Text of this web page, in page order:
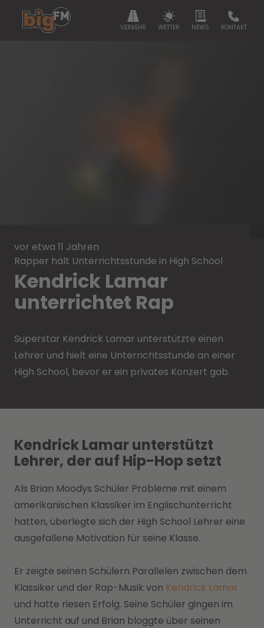
VERKEHR WETTER NEWS KONTAKT
vor etwa 11 Jahren
Rapper hält Unterrichtsstunde in High School
Kendrick Lamar
unterrichtet Rap
Superstar Kendrick Lamar unterstützte einen
Lehrer und hielt eine Unterrichtsstunde an einer
High School, bevor er ein privates Konzert gab.
Kendrick Lamar unterstützt
Lehrer, der auf Hip-Hop setzt
Als Brian Moodys Schüler Probleme mit einem
amerikanischen Klassiker im Englischunterricht
hatten, überlegte sich der High School Lehrer eine
ausgefallene Motivation für seine Klasse.
Er zeigte seinen Schülern Parallelen zwischen dem
Klassiker und der Rap-Musik von Kendrick Lamar
und hatte riesen Erfolg. Seine Schüler gingen im
Unterricht auf und Brian bloggte über seinen